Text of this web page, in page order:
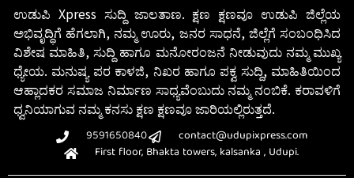
ಉಡುಪಿ Xpress ಸುದ್ದಿ ಜಾಲತಾಣ. ಕ್ಷಣ ಕ್ಷಣವೂ ಉಡುಪಿ ಜಿಲ್ಲೆಯ
ಅಭಿವೃದ್ಧಿಗೆ ಹೆಗಲಾಗಿ, ನಮ್ಮ ಊರು, ಜನರ ಸಾಧನೆ, ಜಿಲ್ಲೆಗೆ ಸಂಬಂಧಿಸಿದ
ವಿಶೇಷ ಮಾಹಿತಿ, ಸುದ್ದಿ ಹಾಗೂ ಮನೋರಂಜನೆ ನೀಡುವುದು ನಮ್ಮ ಮುಖ್ಯ
ಧ್ಯೇಯ. ಮನುಷ್ಯ ಪರ ಕಾಳಜಿ, ನಿಖರ ಹಾಗೂ ಪಕ್ವ ಸುದ್ದಿ, ಮಾಹಿತಿಯಿಂದ
ಆಹ್ಲಾದಕರ ಸಮಾಜ ನಿರ್ಮಾಣ ಸಾಧ್ಯವೆಂಬುದು ನಮ್ಮ ನಂಬಿಕೆ. ಕರಾವಳಿಗೆ
ಧ್ವನಿಯಾಗುವ ನಮ್ಮ ಕನಸು ಕ್ಷಣ ಕ್ಷಣವೂ ಜಾರಿಯಲ್ಲಿರುತ್ತದೆ.
9591650840
contact@udupixpress.com
First floor, Bhakta towers, kalsanka , Udupi.